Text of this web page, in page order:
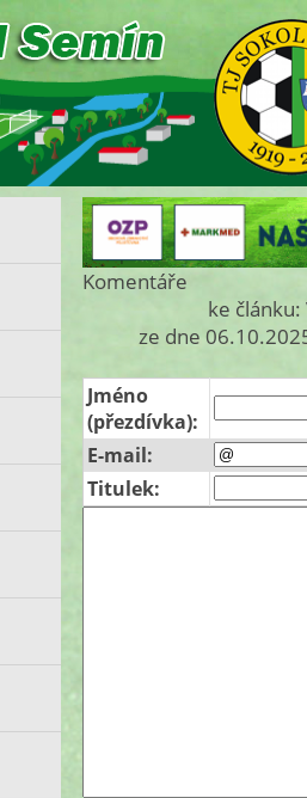
Komentáře
ke
ze dne
Jméno
(přezdívka):
E-mail:
Titulek: